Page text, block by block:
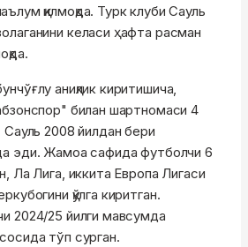
қилмоқда. Турк клуби Сауль
келаси ҳафта расман
аниқлик киритишича,
билан шартномаси 4
Сауль 2008 йилдан бери
эди. Жамоа сафида футболчи 6
Ла Лига, иккита Европа Лигаси
қўлга киритган.
2024/25 йилги мавсумда
тўп сурган.